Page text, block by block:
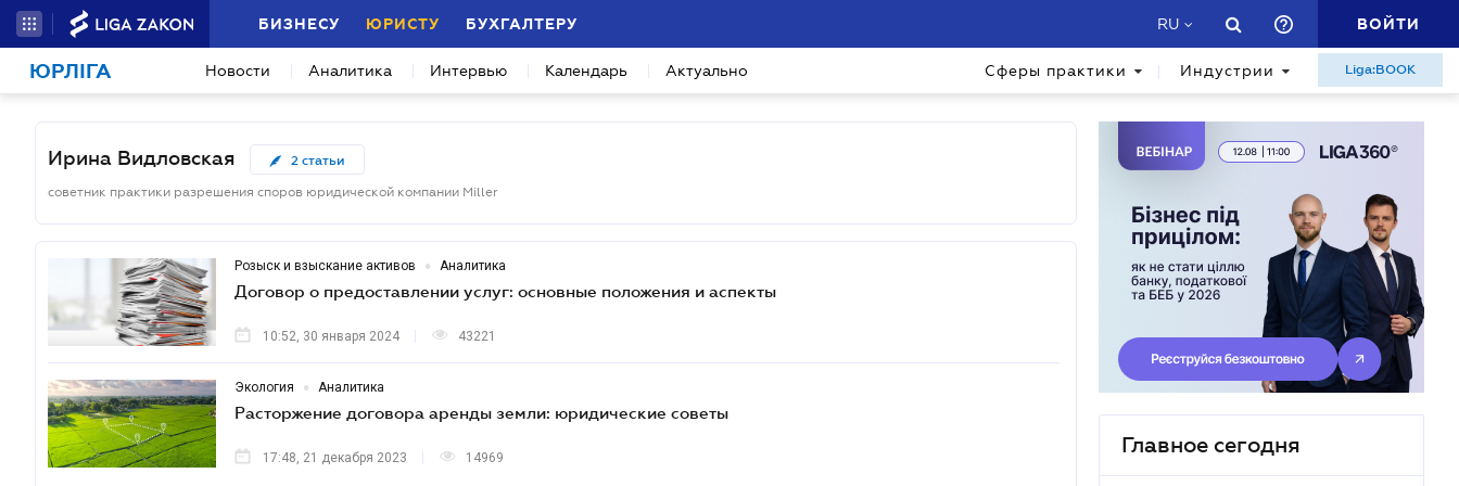
БИЗНЕСУ ЮРИСТУ БУХГАЛТЕРУ RU ВОЙТИ
ЮРЛІГА Новости Аналитика Интервью Календарь Актуально Сферы практики Индустрии Liga:BOOK
Ирина Видловская 2 статьи
советник практики разрешения споров юридической компании Miller
Розыск и взыскание активов • Аналитика
Договор о предоставлении услуг: основные положения и аспекты
10:52, 30 января 2024 43221
Экология • Аналитика
Расторжение договора аренды земли: юридические советы
17:48, 21 декабря 2023 14969
Главное сегодня